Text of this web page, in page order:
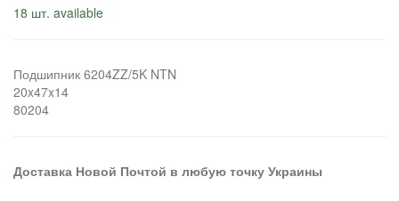
18 шт. available
Подшипник 6204ZZ/5K NTN
20x47x14
80204
Доставка Новой Почтой в любую точку Украины